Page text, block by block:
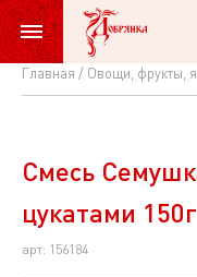
Главная Овощи, фрукты,
Смесь
жареных
орехов
Смесь
цукатами 150г
арт: 156184